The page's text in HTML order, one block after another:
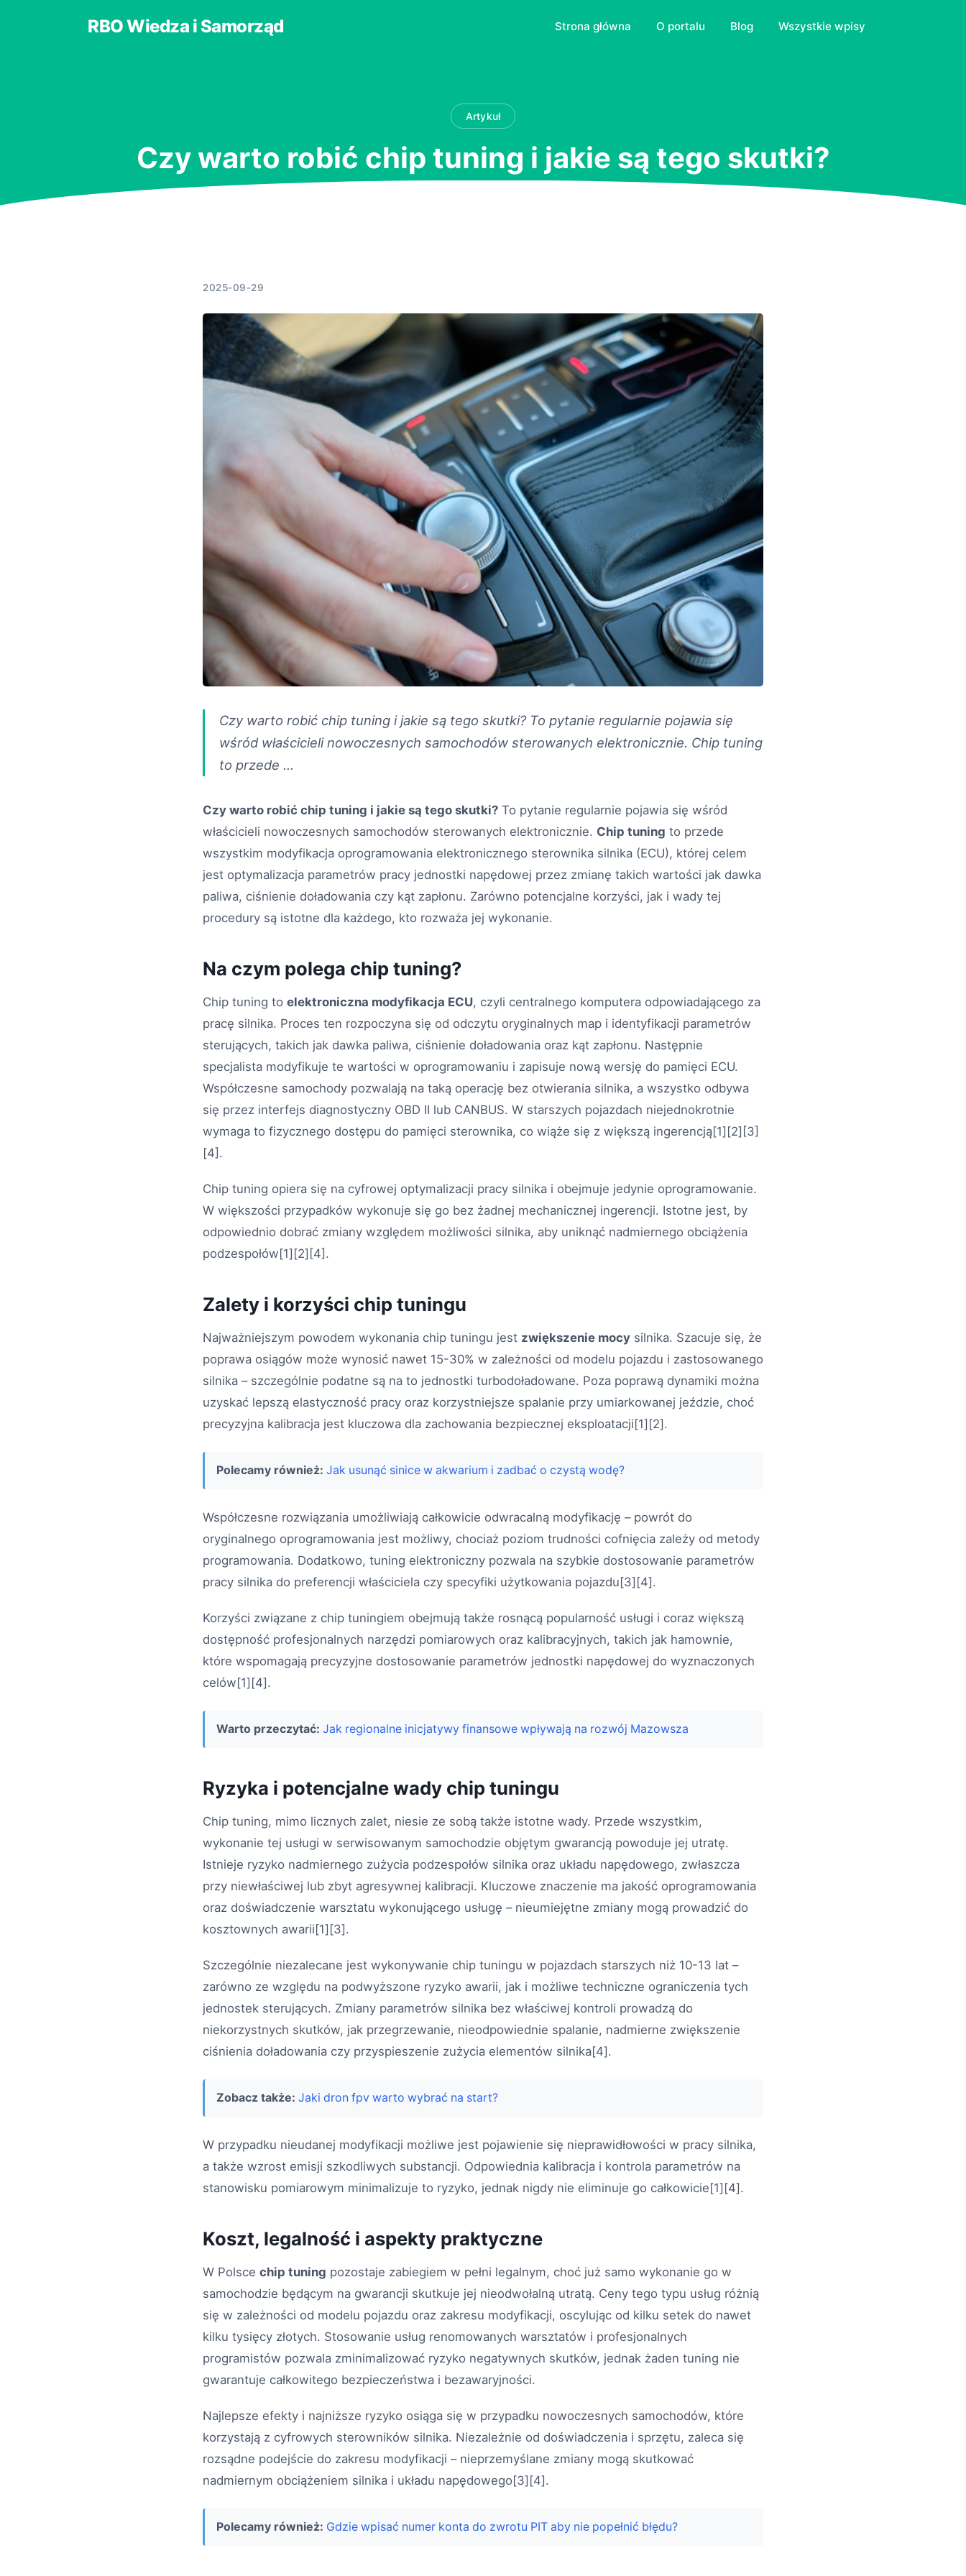
RBO Wiedza i Samorząd Strona główna O portalu Blog Wszystkie wpisy
Artykuł
Czy warto robić chip tuning i jakie są tego skutki?
2025-09-29
Czy warto robić chip tuning i jakie są tego skutki? To pytanie regularnie pojawia się
wśród właścicieli nowoczesnych samochodów sterowanych elektronicznie. Chip tuning
to przede …
Czy warto robić chip tuning i jakie są tego skutki? To pytanie regularnie pojawia się wśród
właścicieli nowoczesnych samochodów sterowanych elektronicznie. Chip tuning to przede
wszystkim modyfikacja oprogramowania elektronicznego sterownika silnika (ECU), której celem
jest optymalizacja parametrów pracy jednostki napędowej przez zmianę takich wartości jak dawka
paliwa, ciśnienie doładowania czy kąt zapłonu. Zarówno potencjalne korzyści, jak i wady tej
procedury są istotne dla każdego, kto rozważa jej wykonanie.
Na czym polega chip tuning?
Chip tuning to elektroniczna modyfikacja ECU, czyli centralnego komputera odpowiadającego za
pracę silnika. Proces ten rozpoczyna się od odczytu oryginalnych map i identyfikacji parametrów
sterujących, takich jak dawka paliwa, ciśnienie doładowania oraz kąt zapłonu. Następnie
specjalista modyfikuje te wartości w oprogramowaniu i zapisuje nową wersję do pamięci ECU.
Współczesne samochody pozwalają na taką operację bez otwierania silnika, a wszystko odbywa
się przez interfejs diagnostyczny OBD II lub CANBUS. W starszych pojazdach niejednokrotnie
wymaga to fizycznego dostępu do pamięci sterownika, co wiąże się z większą ingerencją[1][2][3]
[4].
Chip tuning opiera się na cyfrowej optymalizacji pracy silnika i obejmuje jedynie oprogramowanie.
W większości przypadków wykonuje się go bez żadnej mechanicznej ingerencji. Istotne jest, by
odpowiednio dobrać zmiany względem możliwości silnika, aby uniknąć nadmiernego obciążenia
podzespołów[1][2][4].
Zalety i korzyści chip tuningu
Najważniejszym powodem wykonania chip tuningu jest zwiększenie mocy silnika. Szacuje się, że
poprawa osiągów może wynosić nawet 15-30% w zależności od modelu pojazdu i zastosowanego
silnika – szczególnie podatne są na to jednostki turbodoładowane. Poza poprawą dynamiki można
uzyskać lepszą elastyczność pracy oraz korzystniejsze spalanie przy umiarkowanej jeździe, choć
precyzyjna kalibracja jest kluczowa dla zachowania bezpiecznej eksploatacji[1][2].
Polecamy również: Jak usunąć sinice w akwarium i zadbać o czystą wodę?
Współczesne rozwiązania umożliwiają całkowicie odwracalną modyfikację – powrót do
oryginalnego oprogramowania jest możliwy, chociaż poziom trudności cofnięcia zależy od metody
programowania. Dodatkowo, tuning elektroniczny pozwala na szybkie dostosowanie parametrów
pracy silnika do preferencji właściciela czy specyfiki użytkowania pojazdu[3][4].
Korzyści związane z chip tuningiem obejmują także rosnącą popularność usługi i coraz większą
dostępność profesjonalnych narzędzi pomiarowych oraz kalibracyjnych, takich jak hamownie,
które wspomagają precyzyjne dostosowanie parametrów jednostki napędowej do wyznaczonych
celów[1][4].
Warto przeczytać: Jak regionalne inicjatywy finansowe wpływają na rozwój Mazowsza
Ryzyka i potencjalne wady chip tuningu
Chip tuning, mimo licznych zalet, niesie ze sobą także istotne wady. Przede wszystkim,
wykonanie tej usługi w serwisowanym samochodzie objętym gwarancją powoduje jej utratę.
Istnieje ryzyko nadmiernego zużycia podzespołów silnika oraz układu napędowego, zwłaszcza
przy niewłaściwej lub zbyt agresywnej kalibracji. Kluczowe znaczenie ma jakość oprogramowania
oraz doświadczenie warsztatu wykonującego usługę – nieumiejętne zmiany mogą prowadzić do
kosztownych awarii[1][3].
Szczególnie niezalecane jest wykonywanie chip tuningu w pojazdach starszych niż 10-13 lat –
zarówno ze względu na podwyższone ryzyko awarii, jak i możliwe techniczne ograniczenia tych
jednostek sterujących. Zmiany parametrów silnika bez właściwej kontroli prowadzą do
niekorzystnych skutków, jak przegrzewanie, nieodpowiednie spalanie, nadmierne zwiększenie
ciśnienia doładowania czy przyspieszenie zużycia elementów silnika[4].
Zobacz także: Jaki dron fpv warto wybrać na start?
W przypadku nieudanej modyfikacji możliwe jest pojawienie się nieprawidłowości w pracy silnika,
a także wzrost emisji szkodliwych substancji. Odpowiednia kalibracja i kontrola parametrów na
stanowisku pomiarowym minimalizuje to ryzyko, jednak nigdy nie eliminuje go całkowicie[1][4].
Koszt, legalność i aspekty praktyczne
W Polsce chip tuning pozostaje zabiegiem w pełni legalnym, choć już samo wykonanie go w
samochodzie będącym na gwarancji skutkuje jej nieodwołalną utratą. Ceny tego typu usług różnią
się w zależności od modelu pojazdu oraz zakresu modyfikacji, oscylując od kilku setek do nawet
kilku tysięcy złotych. Stosowanie usług renomowanych warsztatów i profesjonalnych
programistów pozwala zminimalizować ryzyko negatywnych skutków, jednak żaden tuning nie
gwarantuje całkowitego bezpieczeństwa i bezawaryjności.
Najlepsze efekty i najniższe ryzyko osiąga się w przypadku nowoczesnych samochodów, które
korzystają z cyfrowych sterowników silnika. Niezależnie od doświadczenia i sprzętu, zaleca się
rozsądne podejście do zakresu modyfikacji – nieprzemyślane zmiany mogą skutkować
nadmiernym obciążeniem silnika i układu napędowego[3][4].
Polecamy również: Gdzie wpisać numer konta do zwrotu PIT aby nie popełnić błędu?